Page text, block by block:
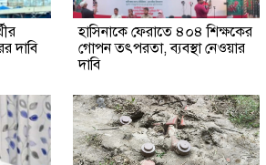
দাবি
হাসিনাকে ফেরাতে ৪০৪ শিক্ষকের
গোপন তৎপরতা, ব্যবস্থা নেওয়ার
দাবি